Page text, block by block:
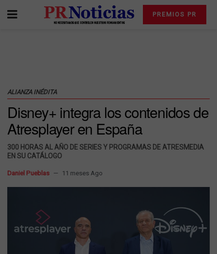
PREMIOS PR
ALIANZA INÉDITA
Disney+ integra los contenidos de
Atresplayer en España
300 HORAS AL AÑO DE SERIES Y PROGRAMAS DE ATRESMEDIA
EN SU CATÁLOGO
Daniel Pueblas 11 meses Ago